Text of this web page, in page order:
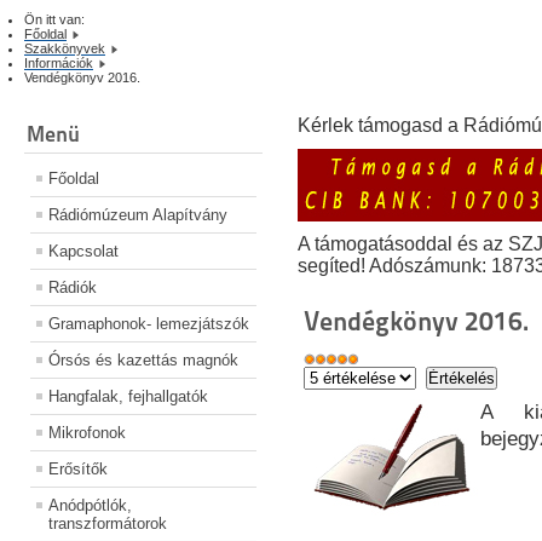
Ön itt van:
Főoldal
Szakkönyvek
Információk
Vendégkönyv 2016.
Menü
Főoldal
Rádiómúzeum Alapítvány
Kapcsolat
Rádiók
Gramaphonok- lemezjátszók
Órsós és kazettás magnók
Hangfalak, fejhallgatók
Mikrofonok
Erősítők
Anódpótlók,
transzformátorok
Kérlek támogasd a
A támogatásoddal és az
segíted! Adószámunk:
Vendégkönyv 2016.
A